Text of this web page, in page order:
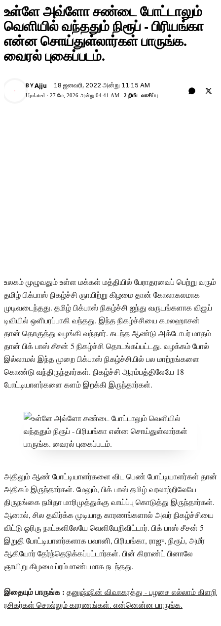
உள்ளே அவ்ளோ சண்டை போட்டாலும்
வெளியில் வந்ததும் நிரூப் - பிரியங்கா
என்ன சொய்துள்லார்கள் பாருங்க.
வைரல் புகைப்படம்.
A
BYAjju 18 ஜனவரி, 2022 அன்று 11:15 AM
Updated · 27 மே, 2026 அன்று 04:41 AM 2 நிமிட வாசிப்பு
உலகம் முழுவதும் உள்ள மக்கள் மத்தியில் பேராதரவைப் பெற்று வரும்
தமிழ் பிக்பாஸ் நிகழ்ச்சி ஞாயிற்று கிழமை தான் கோலாகலமாக
முடிவடைந்தது. தமிழ் பிக்பாஸ் நிகழ்ச்சி ஐந்து வருடங்களாக விஜய்
டிவியில் ஒளிபரப்பாகி வந்தது. இந்த நிகழ்ச்சியை கமலஹாசன்
தான் தொகுத்து வழங்கி வந்தார். கடந்த ஆண்டு அக்டோபர் மாதம்
தான் பிக் பாஸ் சீசன் 5 நிகழ்ச்சி தொடங்கப்பட்டது. வழக்கம் போல்
இல்லாமல் இந்த முறை பிக்பாஸ் நிகழ்ச்சியில் பல மாற்றங்களை
கொண்டு வந்திருந்தார்கள். நிகழ்ச்சி ஆரம்பத்திலேயே 18
போட்டியாளர்களை களம் இறக்கி இருந்தார்கள்.
அதிலும் ஆண் போட்டியாளர்களை விட பெண் போட்டியாளர்கள் தான்
அதிகம் இருந்தார்கள். மேலும், பிக் பாஸ் தமிழ் வரலாற்றிலேயே
திருநங்கை நமிதா மாரிமுத்துக்கு வாய்ப்பு கொடுத்து இருந்தார்கள்.
ஆனால், சில தவிர்க்க முடியாத காரணங்களால் அவர் நிகழ்ச்சியை
விட்டு ஓரிரு நாட்களிலேயே வெளியேறிவிட்டார். பிக் பாஸ் சீசன் 5
இறுதி போட்டியாளர்களாக பவானி, பிரியங்கா, ராஜு, நிரூப், அமீர்
ஆகியோர் தேர்ந்தெடுக்கப்பட்டார்கள். பின் கிராண்ட் பினாலே
ஞாயிறு கிழமை ப்ரம்மாண்டமாக நடந்தது.
இதையும் பாருங்க : தனுஷ்ஷின் விவாகரத்து - பழசை எல்லாம் கிளறி
ரசிகர்கள் சொல்லும் காரணங்கள். என்னென்ன பாருங்க.